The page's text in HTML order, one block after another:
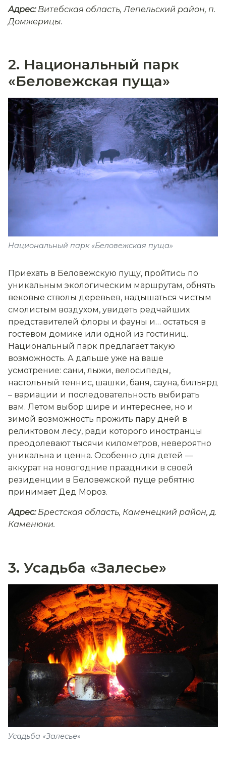
Адрес: Витебская область, Лепельский район, п.
Домжерицы.
2. Национальный парк
«Беловежская пуща»
Национальный парк «Беловежская пуща»
Приехать в Беловежскую пущу, пройтись по
уникальным экологическим маршрутам, обнять
вековые стволы деревьев, надышаться чистым
смолистым воздухом, увидеть редчайших
представителей флоры и фауны и… остаться в
гостевом домике или одной из гостиниц.
Национальный парк предлагает такую
возможность. А дальше уже на ваше
усмотрение: сани, лыжи, велосипеды,
настольный теннис, шашки, баня, сауна, бильярд
– вариации и последовательность выбирать
вам. Летом выбор шире и интереснее, но и
зимой возможность прожить пару дней в
реликтовом лесу, ради которого иностранцы
преодолевают тысячи километров, невероятно
уникальна и ценна. Особенно для детей —
аккурат на новогодние праздники в своей
резиденции в Беловежской пуще ребятню
принимает Дед Мороз.
Адрес:Брестская область, Каменецкий район, д.
Каменюки.
3. Усадьба «Залесье»
Усадьба «Залесье»